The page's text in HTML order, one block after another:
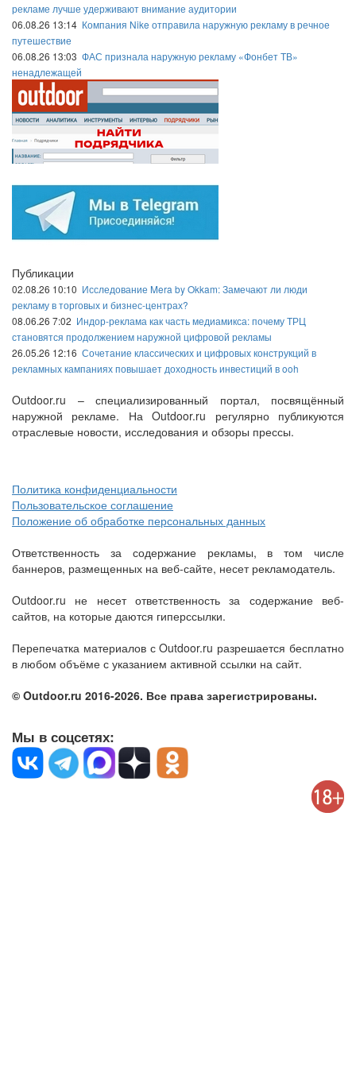
рекламе лучше удерживают внимание аудитории
06.08.26 13:14 Компания Nike отправила наружную рекламу в речное
путешествие
06.08.26 13:03 ФАС признала наружную рекламу «Фонбет ТВ»
ненадлежащей
Публикации
02.08.26 10:10 Исследование Mera by Okkam: Замечают ли люди
рекламу в торговых и бизнес-центрах?
08.06.26 7:02 Индор-реклама как часть медиамикса: почему ТРЦ
становятся продолжением наружной цифровой рекламы
26.05.26 12:16 Сочетание классических и цифровых конструкций в
рекламных кампаниях повышает доходность инвестиций в ooh
Outdoor.ru – специализированный портал, посвящённый
наружной рекламе. На Outdoor.ru регулярно публикуются
отраслевые новости, исследования и обзоры прессы.
Политика конфиденциальности
Пользовательское соглашение
Положение об обработке персональных данных
Ответственность за содержание рекламы, в том числе
баннеров, размещенных на веб-сайте, несет рекламодатель.
Outdoor.ru не несет ответственность за содержание веб-
сайтов, на которые даются гиперссылки.
Перепечатка материалов с Outdoor.ru разрешается бесплатно
в любом объёме с указанием активной ссылки на сайт.
© Outdoor.ru 2016-2026. Все права зарегистрированы.
Мы в соцсетях: